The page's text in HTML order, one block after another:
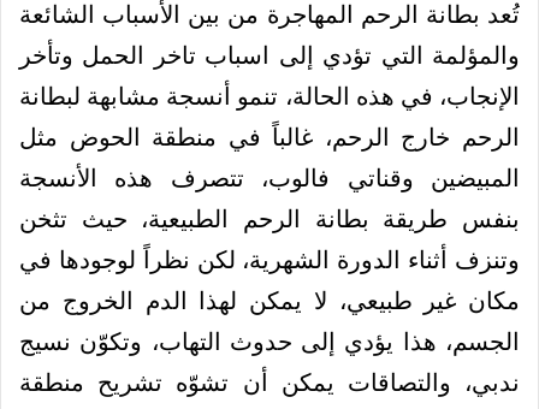
تُعد بطانة الرحم المهاجرة من بين الأسباب الشائعة
والمؤلمة التي تؤدي إلى اسباب تاخر الحمل وتأخر
الإنجاب، في هذه الحالة، تنمو أنسجة مشابهة لبطانة
الرحم خارج الرحم، غالباً في منطقة الحوض مثل
المبيضين وقناتي فالوب، تتصرف هذه الأنسجة
بنفس طريقة بطانة الرحم الطبيعية، حيث تثخن
وتنزف أثناء الدورة الشهرية، لكن نظراً لوجودها في
مكان غير طبيعي، لا يمكن لهذا الدم الخروج من
الجسم، هذا يؤدي إلى حدوث التهاب، وتكوّن نسيج
ندبي، والتصاقات يمكن أن تشوّه تشريح منطقة